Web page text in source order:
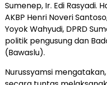
Sumenep, Ir. Edi Rasyadi.
AKBP Henri Noveri
Yoyok Wahyudi, DPRD
politik pengusung dan
(Bawas­lu).
Nurussyamsi